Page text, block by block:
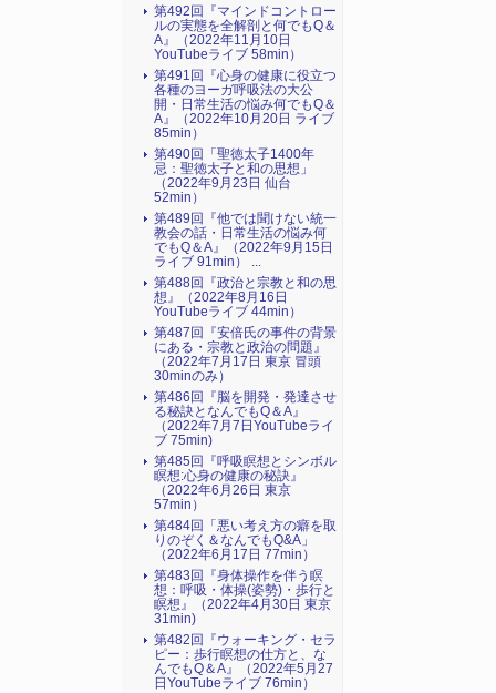
第492回『マインドコントロー
ルの実態を全解剖と何でもQ＆
A』（2022年11月10日
YouTubeライブ 58min）
第491回『心身の健康に役立つ
各種のヨーガ呼吸法の大公
開・日常生活の悩み何でもQ＆
A』（2022年10月20日 ライブ
85min）
第490回「聖徳太子1400年
忌：聖徳太子と和の思想」
（2022年9月23日 仙台
52min）
第489回『他では聞けない統一
教会の話・日常生活の悩み何
でもQ＆A』（2022年9月15日
ライブ 91min） ...
第488回『政治と宗教と和の思
想』（2022年8月16日
YouTubeライブ 44min）
第487回『安倍氏の事件の背景
にある・宗教と政治の問題』
（2022年7月17日 東京 冒頭
30minのみ）
第486回『脳を開発・発達させ
る秘訣となんでもQ＆A』
（2022年7月7日YouTubeライ
ブ 75min)
第485回『呼吸瞑想とシンボル
瞑想:心身の健康の秘訣』
（2022年6月26日 東京
57min）
第484回「悪い考え方の癖を取
りのぞく＆なんでもQ&A」
（2022年6月17日 77min）
第483回『身体操作を伴う瞑
想：呼吸・体操(姿勢)・歩行と
瞑想』（2022年4月30日 東京
31min)
第482回『ウォーキング・セラ
ピー：歩行瞑想の仕方と、な
んでもQ＆A』（2022年5月27
日YouTubeライブ 76min）